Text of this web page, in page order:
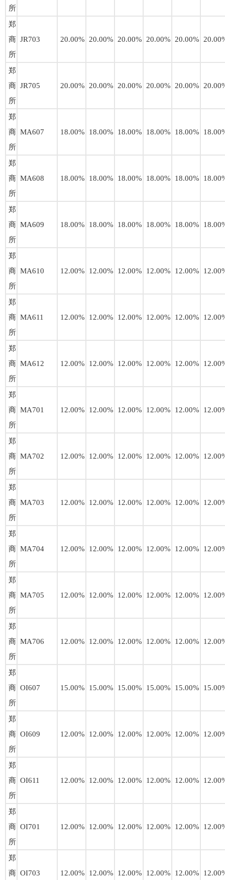
所
郑
商
所
JR703 20.00% 20.00% 20.00% 20.00% 20.00%
郑
商
所
JR705 20.00% 20.00% 20.00% 20.00% 20.00%
郑
商
所
MA607 18.00% 18.00% 18.00% 18.00% 18.00%
郑
商
所
MA608 18.00% 18.00% 18.00% 18.00% 18.00%
郑
商
所
MA609 18.00% 18.00% 18.00% 18.00% 18.00%
郑
商
所
MA610 12.00% 12.00% 12.00% 12.00% 12.00%
郑
商
所
MA611 12.00% 12.00% 12.00% 12.00% 12.00%
郑
商
所
MA612 12.00% 12.00% 12.00% 12.00% 12.00%
郑
商
所
MA701 12.00% 12.00% 12.00% 12.00% 12.00%
郑
商
所
MA702 12.00% 12.00% 12.00% 12.00% 12.00%
郑
商
所
MA703 12.00% 12.00% 12.00% 12.00% 12.00%
郑
商
所
MA704 12.00% 12.00% 12.00% 12.00% 12.00%
郑
商
所
MA705 12.00% 12.00% 12.00% 12.00% 12.00%
郑
商
所
MA706 12.00% 12.00% 12.00% 12.00% 12.00%
郑
商
所
OI607 15.00% 15.00% 15.00% 15.00% 15.00%
郑
商
所
OI609 12.00% 12.00% 12.00% 12.00% 12.00%
郑
商
所
OI611 12.00% 12.00% 12.00% 12.00% 12.00%
郑
商
所
OI701 12.00% 12.00% 12.00% 12.00% 12.00%
郑
商 OI703 12.00% 12.00% 12.00% 12.00% 12.00%